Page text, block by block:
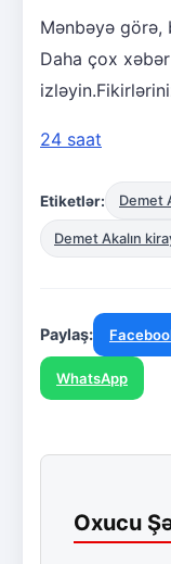
Mənbəyə görə,
Daha çox
24 saat
Etiketlər: Demet
Demet Akalın
Paylaş:
WhatsApp
Oxucu